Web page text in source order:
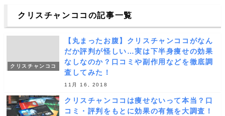
クリスチャンココの記事一覧
クリスチャンココ
【丸まったお腹】クリスチャンココがなん
だか評判が怪しい…実は下半身痩せの効果
なしなのか？口コミや副作用などを徹底調
査してみた！
11月 16, 2018
クリスチャンココは痩せないって本当？口
コミ・評判をもとに効果の有無を大調査！